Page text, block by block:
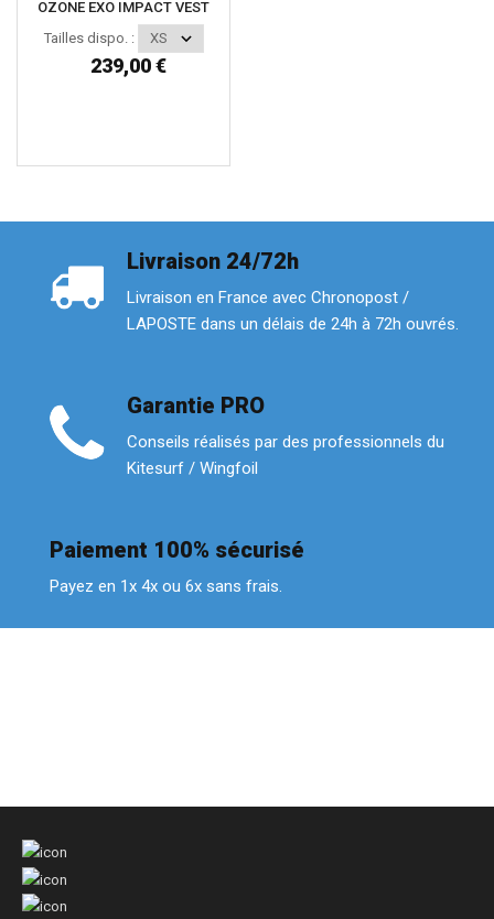
OZONE EXO IMPACT VEST
Tailles dispo. :
239,00 €
Livraison 24/72h
Livraison en France avec Chronopost /
LAPOSTE dans un délais de 24h à 72h ouvrés.
Garantie PRO
Conseils réalisés par des professionnels du
Kitesurf / Wingfoil
Paiement 100% sécurisé
Payez en 1x 4x ou 6x sans frais.